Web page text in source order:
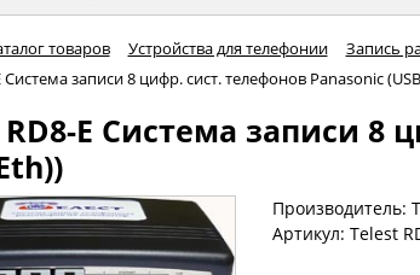
товаров Устройства для телефонии
Запись
Система записи 8 цифр. сист. телефонов Panasonic
E Система записи 8
Производитель:
Артикул: Telest